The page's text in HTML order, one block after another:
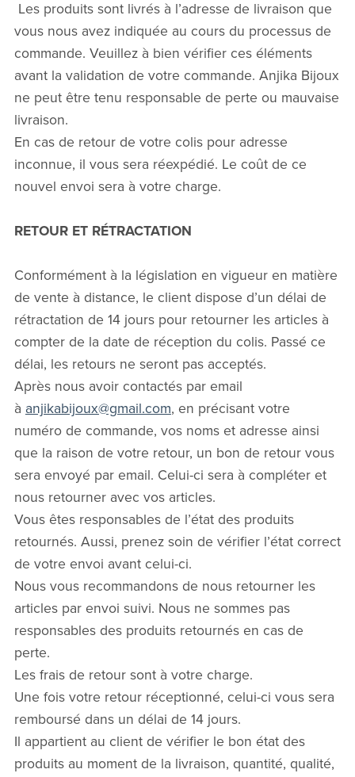
Les produits sont livrés à l’adresse de livraison que
vous nous avez indiquée au cours du processus de
commande. Veuillez à bien vérifier ces éléments
avant la validation de votre commande. Anjika Bijoux
ne peut être tenu responsable de perte ou mauvaise
livraison.
En cas de retour de votre colis pour adresse
inconnue, il vous sera réexpédié. Le coût de ce
nouvel envoi sera à votre charge.
RETOUR ET RÉTRACTATION
Conformément à la législation en vigueur en matière
de vente à distance, le client dispose d’un délai de
rétractation de 14 jours pour retourner les articles à
compter de la date de réception du colis. Passé ce
délai, les retours ne seront pas acceptés.
Après nous avoir contactés par email
à anjikabijoux@gmail.com, en précisant votre
numéro de commande, vos noms et adresse ainsi
que la raison de votre retour, un bon de retour vous
sera envoyé par email. Celui-ci sera à compléter et
nous retourner avec vos articles.
Vous êtes responsables de l’état des produits
retournés. Aussi, prenez soin de vérifier l’état correct
de votre envoi avant celui-ci.
Nous vous recommandons de nous retourner les
articles par envoi suivi. Nous ne sommes pas
responsables des produits retournés en cas de
perte.
Les frais de retour sont à votre charge.
Une fois votre retour réceptionné, celui-ci vous sera
remboursé dans un délai de 14 jours.
Il appartient au client de vérifier le bon état des
produits au moment de la livraison, quantité, qualité,